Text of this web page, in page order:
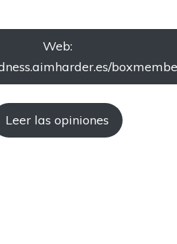
Web:
Leer las opiniones